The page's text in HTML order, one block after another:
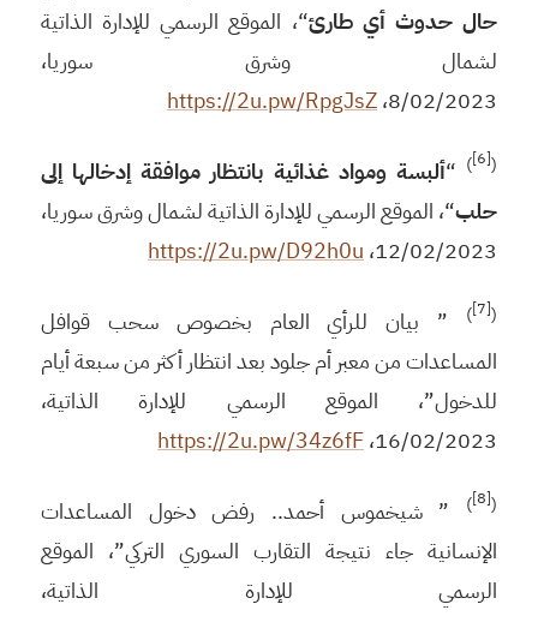
حال حدوث أي طارئ“، الموقع الرسمي للإدارة الذاتية
لشمال وشرق سوريا،
8/02/2023، https://2u.pw/RpgJsZ
(
[6]
)
“ألبسة ومواد غذائية بانتظار موافقة إدخالها إلى
حلب“، الموقع الرسمي للإدارة الذاتية لشمال وشرق سوريا،
12/02/2023، https://2u.pw/D92h0u
(
[7]
)
” بيان للرأي العام بخصوص سحب قوافل
المساعدات من معبر أم جلود بعد انتظار أكثر من سبعة أيام
للدخول”، الموقع الرسمي للإدارة الذاتية،
16/02/2023، https://2u.pw/34z6fF
(
[8]
)
” شيخموس أحمد.. رفض دخول المساعدات
الإنسانية جاء نتيجة التقارب السوري التركي”، الموقع
الرسمي للإدارة الذاتية،